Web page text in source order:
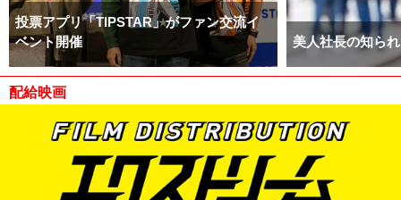
投票アプリ「TIPSTAR」がファン交流イ
ベント開催
美人社長の知ら
配給映画